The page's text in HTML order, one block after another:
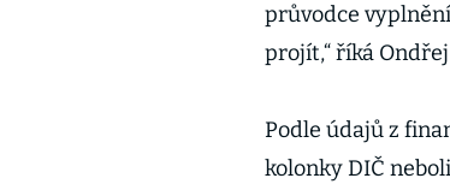
průvodce
projít,“ říká
Podle údajů z
kolonky DIČ